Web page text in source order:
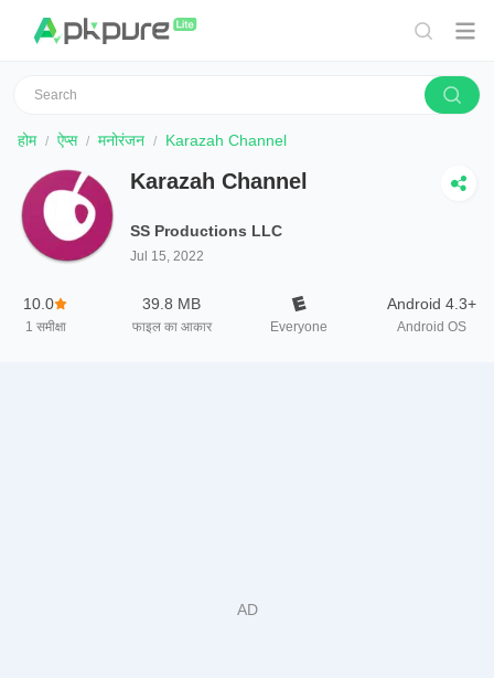
होम ऐप्स मनोरंजन Karazah Channel
Karazah Channel
SS Productions LLC
Jul 15, 2022
10.0
1 समीक्षा
39.8 MB
फाइल का आकार Everyone
Android 4.3+
Android OS